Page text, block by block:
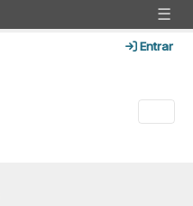
☰
Entrar